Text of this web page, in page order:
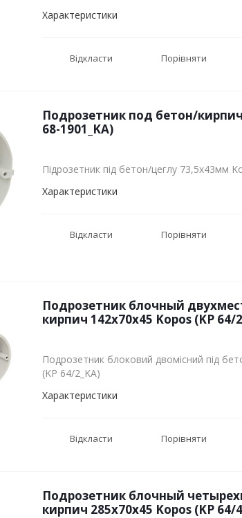
Характеристики
Відкласти Порівняти
Подрозетник под бетон/
68-1901_KA)
Підрозетник під бетон/цеглу 73,5х43мм
Характеристики
Відкласти Порівняти
Подрозетник блочный
кирпич 142х70х45 Kopos (KP 64/
Подрозетник блоковий двомісний під
(KP 64/2_KA)
Характеристики
Відкласти Порівняти
Подрозетник блочный
кирпич 285х70х45 Kopos (KP 64/